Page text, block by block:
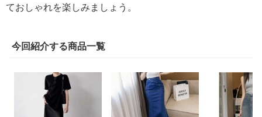
ておしゃれを楽しみましょう。
今回紹介する商品一覧